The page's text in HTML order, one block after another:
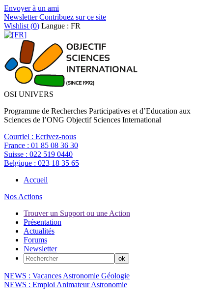
Envoyer à un ami
NewsletterContribuez sur ce site
Wishlist (0) Langue : FR
OSI UNIVERS
Programme de Recherches Participatives et d’Education aux
Sciences de l’ONG Objectif Sciences International
Courriel : Ecrivez-nous
France : 01 85 08 36 30
Suisse : 022 519 0440
Belgique : 023 18 35 65
Accueil
Nos Actions
Trouver un Support ou une Action
Présentation
Actualités
Forums
Newsletter
NEWS : Vacances Astronomie Géologie
NEWS : Emploi Animateur Astronomie